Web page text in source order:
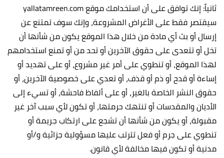
ثانياً: إنك توافق على أن استخدامك موقع yallatamreen.com
سيقتصر فقط على الأغراض المشروعة، وإنك سوف تمتنع عن
إرسال أو بث أي مادة من خلال هذا الموقع يكون من شأنها أن
تخل أو تتعدى على حقوق الآخرين أو تحد من أو تمنع استخدامهم
لهذا الموقع، أو تنطوي على أمر غير مشروع، أو على تهديد أو
إساءة أو قدح أو ذم أو قذف، أو تعدي على خصوصية الآخرين، أو
حقوق النشر الخاصة بالغير، أو على ألفاظ فاحشة، أو تسيء إلى
الأديان والمقدسات أو تنتهك حرمتها، أو تكون لأي سبب آخر غير
مقبولة، أو يكون من شأنها أن تشجع على ارتكاب جريمة أو
تنطوي على جرم أو فعل تترتب عليها مسؤولية جزائية و/أو
مدنية أو تكون فيها مخالفة لأي قانون.